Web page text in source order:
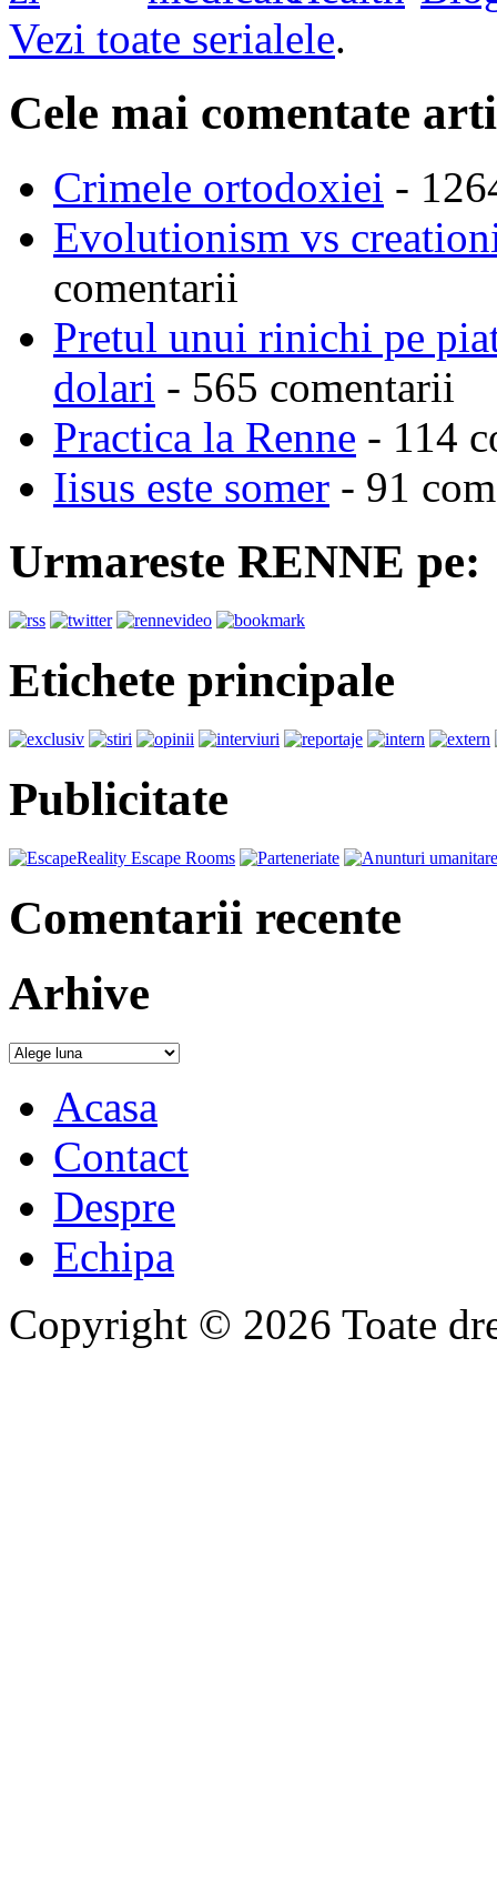
Vezi toate serialele.
Cele mai comentate
Crimele ortodoxiei -
Evolutionism vs
comentarii
Pretul unui rinichi pe
dolari - 565 comentarii
Practica la Renne - 114
Iisus este somer - 91
Urmareste RENNE pe:
Etichete principale
Publicitate
Comentarii recente
Arhive
Acasa
Contact
Despre
Echipa
Copyright © 2026 Toate